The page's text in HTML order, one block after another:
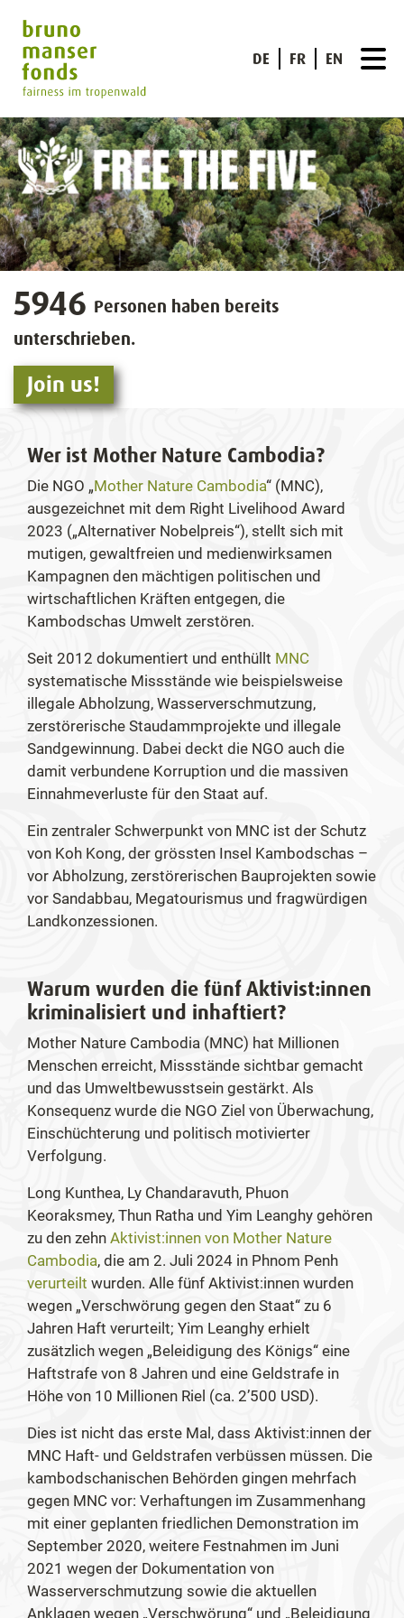
DE FR EN
5946 Personen haben bereits
unterschrieben.
Join us!
Wer ist Mother Nature Cambodia?
Die NGO „Mother Nature Cambodia“ (MNC),
ausgezeichnet mit dem Right Livelihood Award
2023 („Alternativer Nobelpreis“), stellt sich mit
mutigen, gewaltfreien und medienwirksamen
Kampagnen den mächtigen politischen und
wirtschaftlichen Kräften entgegen, die
Kambodschas Umwelt zerstören.
Seit 2012 dokumentiert und enthüllt MNC
systematische Missstände wie beispielsweise
illegale Abholzung, Wasserverschmutzung,
zerstörerische Staudammprojekte und illegale
Sandgewinnung. Dabei deckt die NGO auch die
damit verbundene Korruption und die massiven
Einnahmeverluste für den Staat auf.
Ein zentraler Schwerpunkt von MNC ist der Schutz
von Koh Kong, der grössten Insel Kambodschas –
vor Abholzung, zerstörerischen Bauprojekten sowie
vor Sandabbau, Megatourismus und fragwürdigen
Landkonzessionen.
Warum wurden die fünf Aktivist:innen
kriminalisiert und inhaftiert?
Mother Nature Cambodia (MNC) hat Millionen
Menschen erreicht, Missstände sichtbar gemacht
und das Umweltbewusstsein gestärkt. Als
Konsequenz wurde die NGO Ziel von Überwachung,
Einschüchterung und politisch motivierter
Verfolgung.
Long Kunthea, Ly Chandaravuth, Phuon
Keoraksmey, Thun Ratha und Yim Leanghy gehören
zu den zehn Aktivist:innen von Mother Nature
Cambodia, die am 2. Juli 2024 in Phnom Penh
verurteilt wurden. Alle fünf Aktivist:innen wurden
wegen „Verschwörung gegen den Staat“ zu 6
Jahren Haft verurteilt; Yim Leanghy erhielt
zusätzlich wegen „Beleidigung des Königs“ eine
Haftstrafe von 8 Jahren und eine Geldstrafe in
Höhe von 10 Millionen Riel (ca. 2’500 USD).
Dies ist nicht das erste Mal, dass Aktivist:innen der
MNC Haft- und Geldstrafen verbüssen müssen. Die
kambodschanischen Behörden gingen mehrfach
gegen MNC vor: Verhaftungen im Zusammenhang
mit einer geplanten friedlichen Demonstration im
September 2020, weitere Festnahmen im Juni
2021 wegen der Dokumentation von
Wasserverschmutzung sowie die aktuellen
Anklagen wegen „Verschwörung“ und „Beleidigung